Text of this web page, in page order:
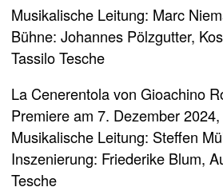
Musikalische Leitung: Marc
Bühne: Johannes Pölzgutter,
Tassilo Tesche
La Cenerentola von Gioachino
Premiere am 7. Dezember
Musikalische Leitung: Steffen
Inszenierung: Friederike Blum,
Tesche